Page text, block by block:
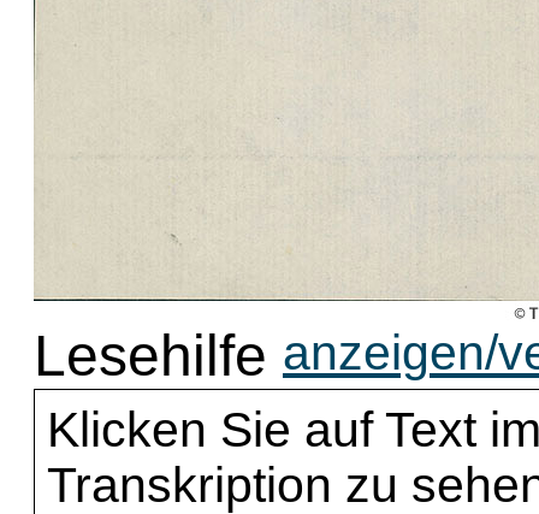
Lesehilfe anzeigen/
Klicken Sie auf Text
Transkription zu